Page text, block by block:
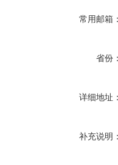
常用邮箱
省份
详细地址
补充说明